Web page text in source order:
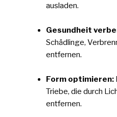
ausladen.
Gesundheit
Schädlinge,
entfernen.
Form optimieren:
Triebe, die durch
entfernen.